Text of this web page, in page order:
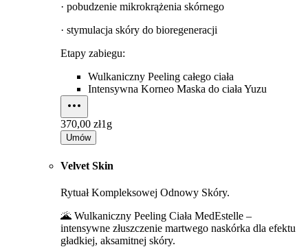
· pobudzenie mikrokrążenia skórnego
· stymulacja skóry do bioregeneracji
Etapy zabiegu:
Wulkaniczny Peeling całego ciała
Intensywna Korneo Maska do ciała Yuzu
370,00 zł1g
Umów
Velvet Skin
Rytuał Kompleksowej Odnowy Skóry.
🌋 Wulkaniczny Peeling Ciała MedEstelle –
intensywne złuszczenie martwego naskórka dla efektu
gładkiej, aksamitnej skóry.